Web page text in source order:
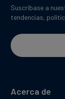
Acerca de
Suscríbase a
tendencias,